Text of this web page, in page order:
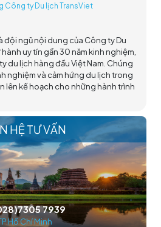
Công ty Du lịch TransViet
đội ngũ nội dung của Công ty Du
uy tín gần 30 năm kinh nghiệm,
du lịch hàng đầu Việt Nam. Chúng
nghiệm và cảm hứng du lịch trong
lên kế hoạch cho những hành trình
HỆ TƯ VẤN
7939
Chí Minh